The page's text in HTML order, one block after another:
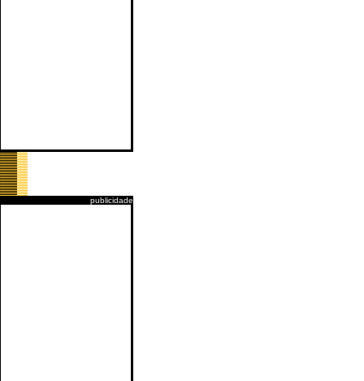
publicidade